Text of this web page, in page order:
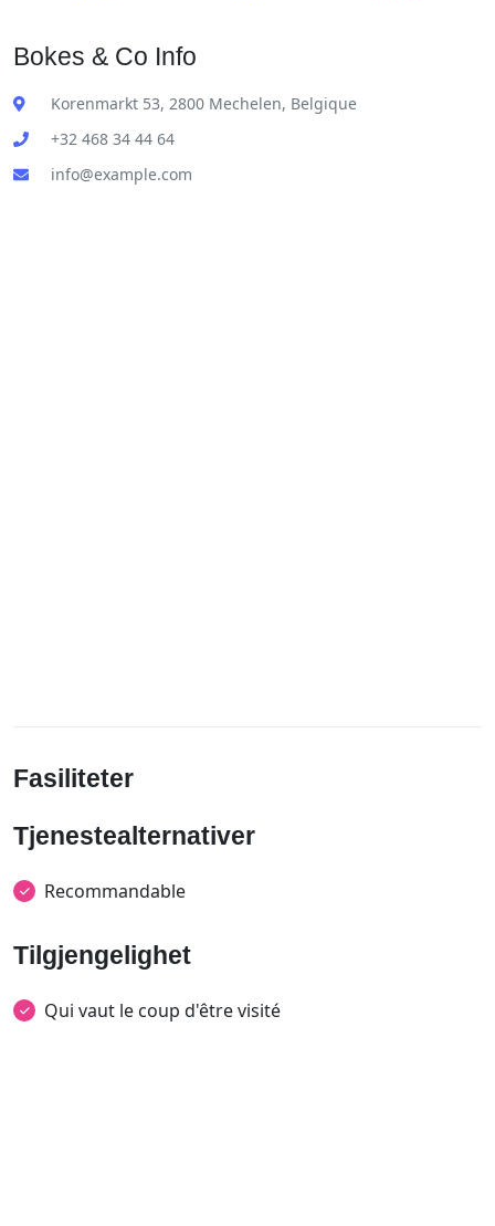
Bokes & Co Info
Korenmarkt 53, 2800 Mechelen, Belgique
+32 468 34 44 64
info@example.com
Fasiliteter
Tjenestealternativer
Recommandable
Tilgjengelighet
Qui vaut le coup d'être visité